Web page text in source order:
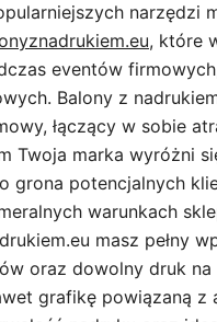
narzędzi
, które
eventów
Balony z
łączący w sobie
Twoja marka wyróżni
grona potencjalnych
warunkach
masz pełny
oraz dowolny druk
grafikę powiązaną